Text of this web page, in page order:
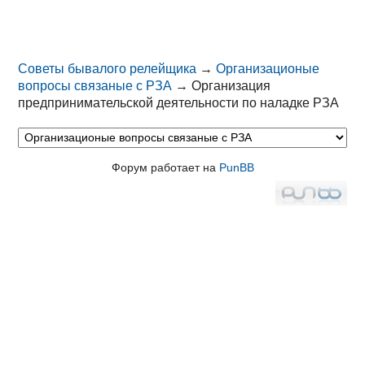
Советы бывалого релейщика →Организационые
вопросы связаные с РЗА →Организация
предпринимательской деятельности по наладке РЗА
Форум работает на PunBB